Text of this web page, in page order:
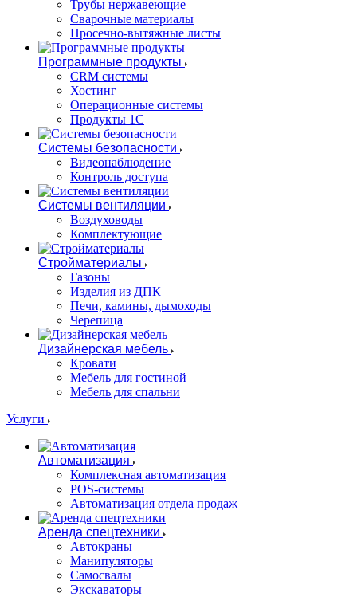
Трубы нержавеющие
Сварочные материалы
Просечно-вытяжные листы
Программные продукты
CRM системы
Хостинг
Операционные системы
Продукты 1С
Системы безопасности
Видеонаблюдение
Контроль доступа
Системы вентиляции
Воздуховоды
Комплектующие
Стройматериалы
Газоны
Изделия из ДПК
Печи, камины, дымоходы
Черепица
Дизайнерская мебель
Кровати
Мебель для гостиной
Мебель для спальни
Услуги
Автоматизация
Комплексная автоматизация
POS-системы
Автоматизация отдела продаж
Аренда спецтехники
Автокраны
Манипуляторы
Самосвалы
Экскаваторы